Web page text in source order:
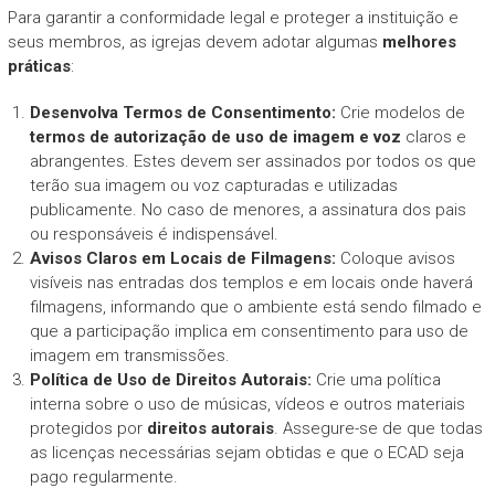
Para garantir a conformidade legal e proteger a instituição e
seus membros, as igrejas devem adotar algumas melhores
práticas:
Desenvolva Termos de Consentimento: Crie modelos de
termos de autorização de uso de imagem e voz claros e
abrangentes. Estes devem ser assinados por todos os que
terão sua imagem ou voz capturadas e utilizadas
publicamente. No caso de menores, a assinatura dos pais
ou responsáveis é indispensável.
Avisos Claros em Locais de Filmagens: Coloque avisos
visíveis nas entradas dos templos e em locais onde haverá
filmagens, informando que o ambiente está sendo filmado e
que a participação implica em consentimento para uso de
imagem em transmissões.
Política de Uso de Direitos Autorais: Crie uma política
interna sobre o uso de músicas, vídeos e outros materiais
protegidos por direitos autorais. Assegure-se de que todas
as licenças necessárias sejam obtidas e que o ECAD seja
pago regularmente.